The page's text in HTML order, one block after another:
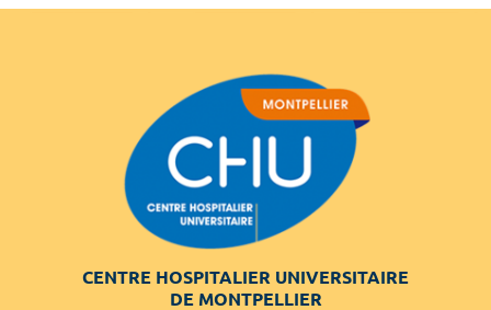
CENTRE HOSPITALIER UNIVERSITAIRE
DE MONTPELLIER